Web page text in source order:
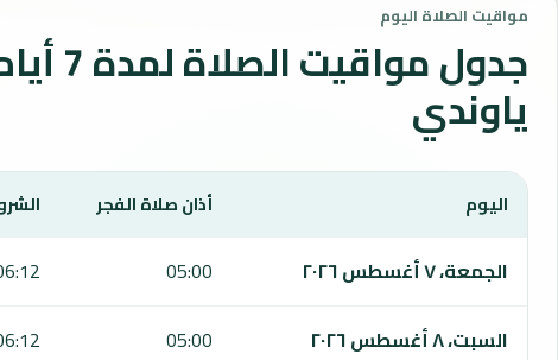
مواقيت الصلاة اليوم
جدول
ياوندي
يعرض هذا الجدول مواقيت الصلاة لمدة 7 أيام في ياوندي، بما يشمل الفجر والشروق والظهر والعصر والمغرب والعشاء.
اليوم أذان صلاة الفجر
الجمعة، ٧ أغسطس ٢٠٢٦ 05:00
السبت، ٨ أغسطس ٢٠٢٦
05:00